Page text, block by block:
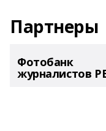
Партнеры
Фотобанк
журналистов